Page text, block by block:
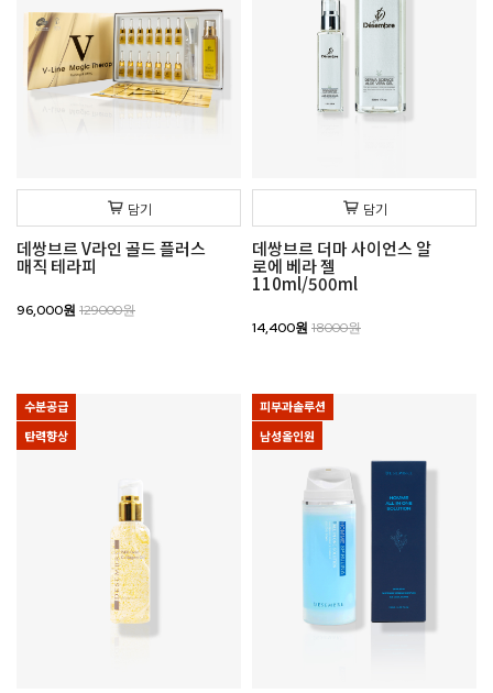
담기
데쌍브르 V라인 골드 플러스
매직 테라피
96,000원 129000원
담기
데쌍브르 더마 사이언스 알
로에 베라 젤
110ml/500ml
14,400원 18000원
수분공급
탄력향상
피부과솔루션
남성올인원